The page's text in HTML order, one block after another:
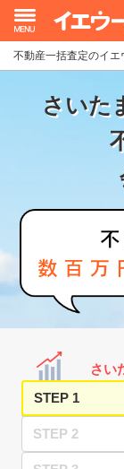
不動産一括査定のイエ
さいた
さい
STEP 1
STEP 2
イエウール加盟
初めての方へ
不動産売却の流れ
家査定シミュレー
お問い合わせ